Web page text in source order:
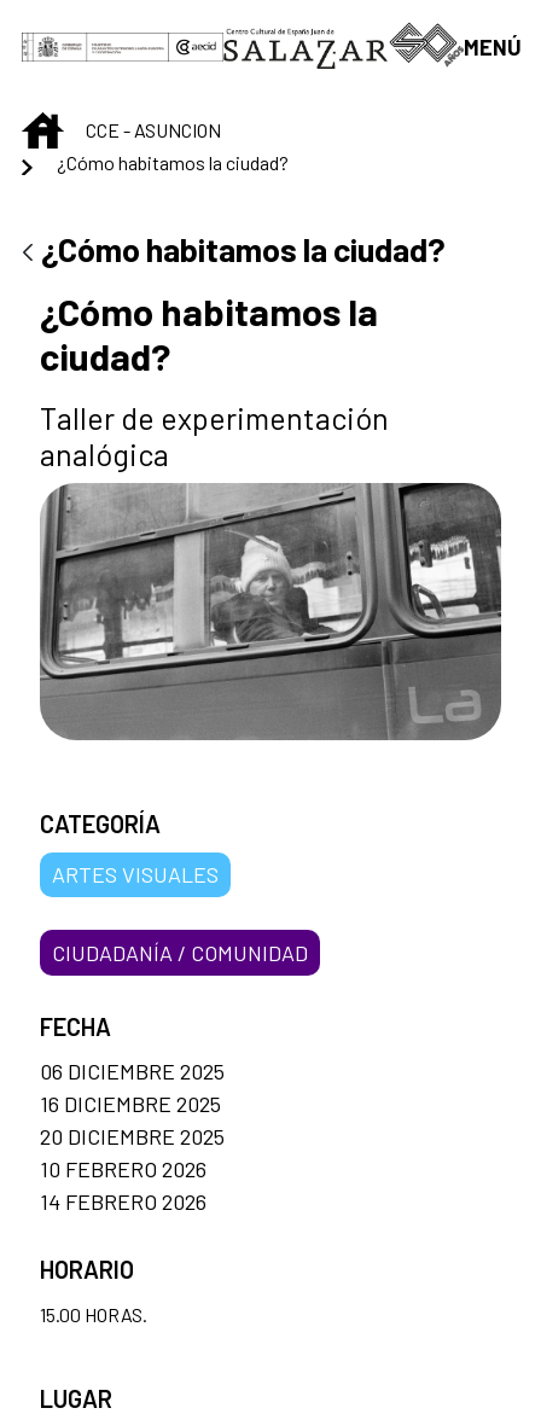
Saltar al contenido principal
MENÚ
INICIOCCE - ASUNCION
¿Cómo habitamos la ciudad?
¿Cómo habitamos la ciudad?
¿Cómo habitamos la
ciudad?
Taller de experimentación
analógica
CATEGORÍA
ARTES VISUALES
CIUDADANÍA / COMUNIDAD
FECHA
06 DICIEMBRE 2025
16 DICIEMBRE 2025
20 DICIEMBRE 2025
10 FEBRERO 2026
14 FEBRERO 2026
HORARIO
15.00 HORAS.
LUGAR